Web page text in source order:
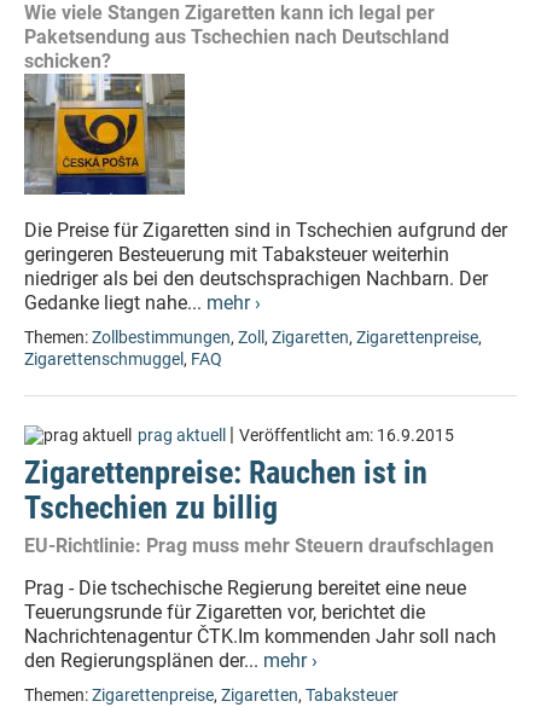
Wie viele Stangen Zigaretten kann ich legal per
Paketsendung aus Tschechien nach Deutschland
schicken?
Die Preise für Zigaretten sind in Tschechien aufgrund der
geringeren Besteuerung mit Tabaksteuer weiterhin
niedriger als bei den deutschsprachigen Nachbarn. Der
Gedanke liegt nahe... mehr ›
Themen:Zollbestimmungen, Zoll , Zigaretten, Zigarettenpreise,
Zigarettenschmuggel, FAQ
prag aktuell | Veröffentlicht am: 16.9.2015
Zigarettenpreise: Rauchen ist in
Tschechien zu billig
EU-Richtlinie: Prag muss mehr Steuern draufschlagen
Prag - Die tschechische Regierung bereitet eine neue
Teuerungsrunde für Zigaretten vor, berichtet die
Nachrichtenagentur ČTK.Im kommenden Jahr soll nach
den Regierungsplänen der... mehr ›
Themen:Zigarettenpreise, Zigaretten, Tabaksteuer